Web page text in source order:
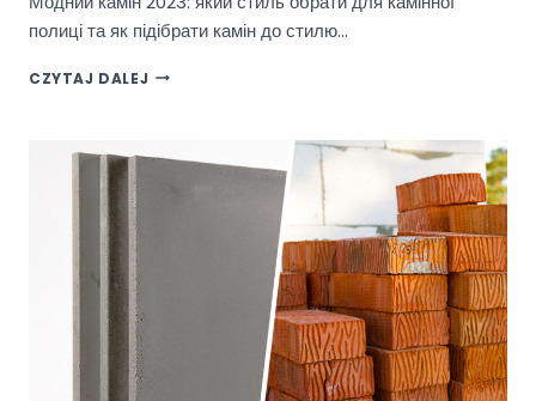
полиці та як підібрати камін до стилю…
CZYTAJ DALEJ МОДНИЙ